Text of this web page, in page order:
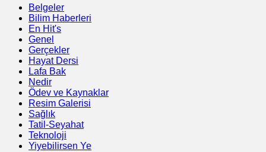
Belgeler
Bilim Haberleri
En Hit's
Genel
Gerçekler
Hayat Dersi
Lafa Bak
Nedir
Ödev ve Kaynaklar
Resim Galerisi
Sağlık
Tatil-Seyahat
Teknoloji
Yiyebilirsen Ye